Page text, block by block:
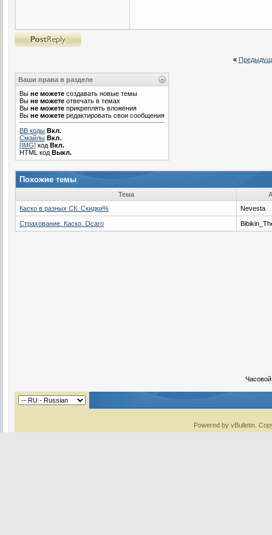
«
Ваши права в разделе
Вы не можете создавать новые темы
Вы не можете отвечать в темах
Вы не можете прикреплять вложения
Вы не можете редактировать свои сообщения
BB коды Вкл.
Смайлы Вкл.
[IMG] код Вкл.
HTML код Выкл.
Похожие темы
Тема
Каско в разных СК. Скидки%
Nevesta
Страхование. Каско. Осаго
Powered by vBulletin.